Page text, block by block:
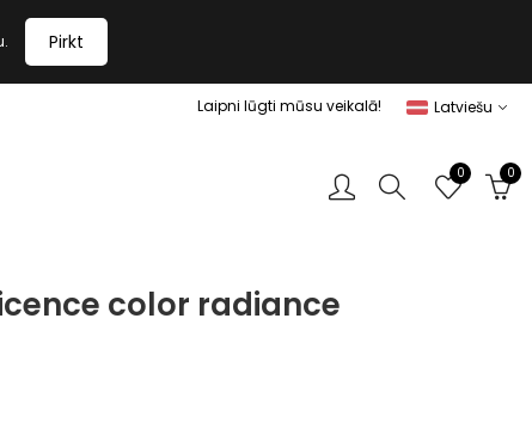
Pirkt
Laipni lūgti mūsu veikalā! Latviešu
0 0
color radiance